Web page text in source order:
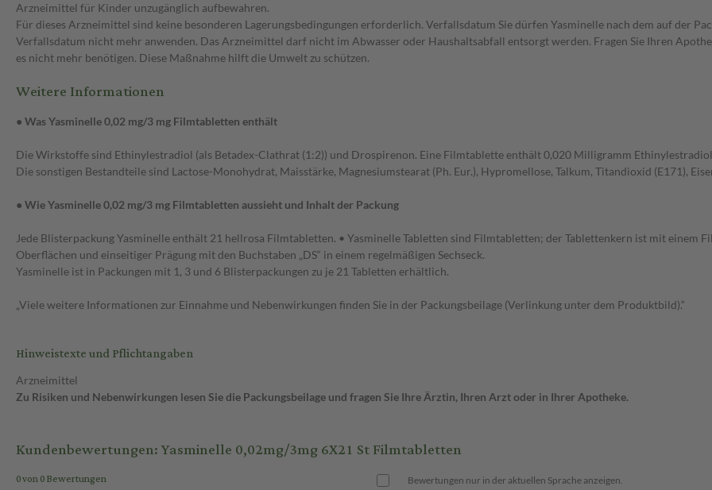
Arzneimittel für Kinder unzugänglich aufbewahren.
Für dieses Arzneimittel sind keine besonderen Lagerungsbedingungen erforderlich. Verfallsdatum Sie dürfen Yasminelle nach dem auf der
Verfallsdatum nicht mehr anwenden. Das Arzneimittel darf nicht im Abwasser oder Haushaltsabfall entsorgt werden. Fragen Sie Ihren
es nicht mehr benötigen. Diese Maßnahme hilft die Umwelt zu schützen.
Weitere Informationen
● Was Yasminelle 0,02 mg/3 mg Filmtabletten enthält
Die Wirkstoffe sind Ethinylestradiol (als Betadex-Clathrat (1:2)) und Drospirenon. Eine Filmtablette enthält 0,020 Milligramm
Die sonstigen Bestandteile sind Lactose-Monohydrat, Maisstärke, Magnesiumstearat (Ph. Eur.), Hypromellose, Talkum, Titandioxid (E171),
● Wie Yasminelle 0,02 mg/3 mg Filmtabletten aussieht und Inhalt der Packung
Jede Blisterpackung Yasminelle enthält 21 hellrosa Filmtabletten. • Yasminelle Tabletten sind Filmtabletten; der Tablettenkern ist mit einem
Oberflächen und einseitiger Prägung mit den Buchstaben „DS“ in einem regelmäßigen Sechseck.
Yasminelle ist in Packungen mit 1, 3 und 6 Blisterpackungen zu je 21 Tabletten erhältlich.
„Viele weitere Informationen zur Einnahme und Nebenwirkungen finden Sie in der Packungsbeilage (Verlinkung unter dem Produktbild).“
Hinweistexte und Pflichtangaben
Arzneimittel
Zu Risiken und Nebenwirkungen lesen Sie die Packungsbeilage und fragen Sie Ihre Ärztin, Ihren Arzt oder in Ihrer Apotheke.
Kundenbewertungen: Yasminelle 0,02mg/3mg 6X21 St Filmtabletten
0 von 0 Bewertungen Bewertungen nur in der aktuellen Sprache anzeigen.